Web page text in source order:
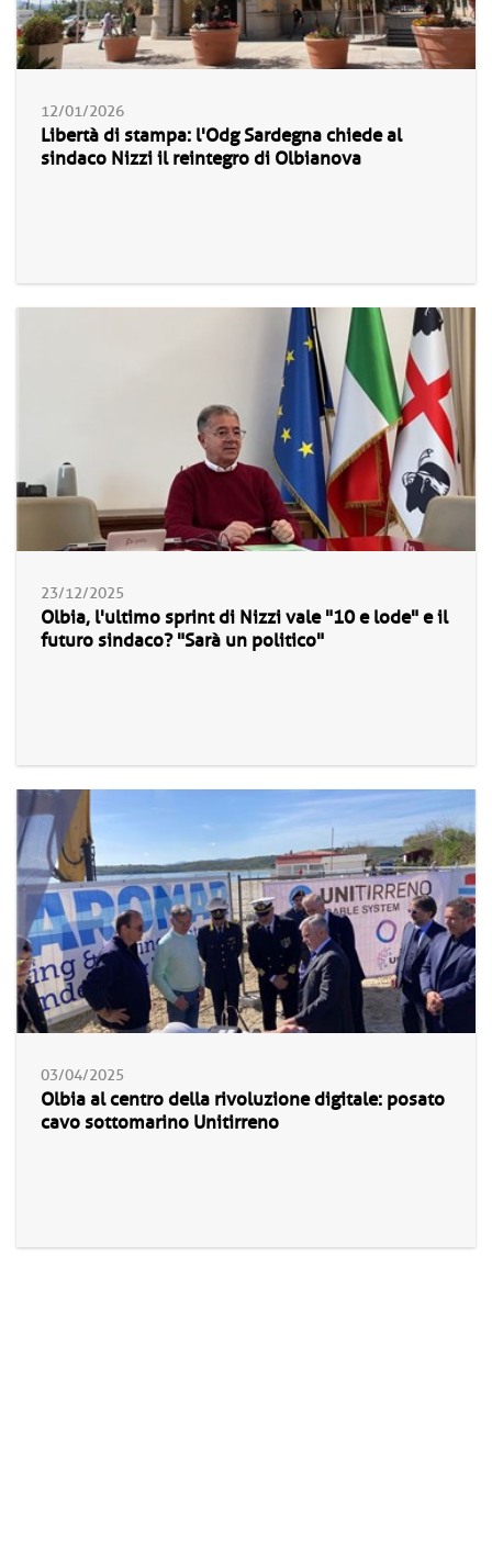
12/01/2026
Libertà di stampa: l'Odg Sardegna chiede al
sindaco Nizzi il reintegro di Olbianova
23/12/2025
Olbia, l'ultimo sprint di Nizzi vale "10 e lode" e il
futuro sindaco? "Sarà un politico"
03/04/2025
Olbia al centro della rivoluzione digitale: posato
cavo sottomarino Unitirreno